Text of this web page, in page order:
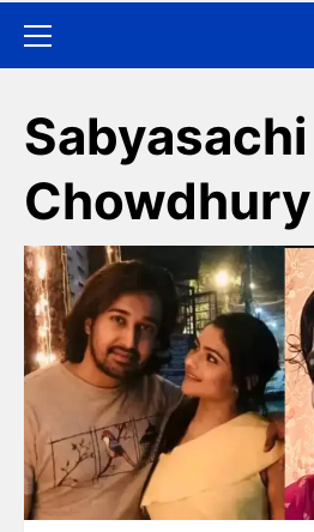
Sabyasachi
Chowdhury